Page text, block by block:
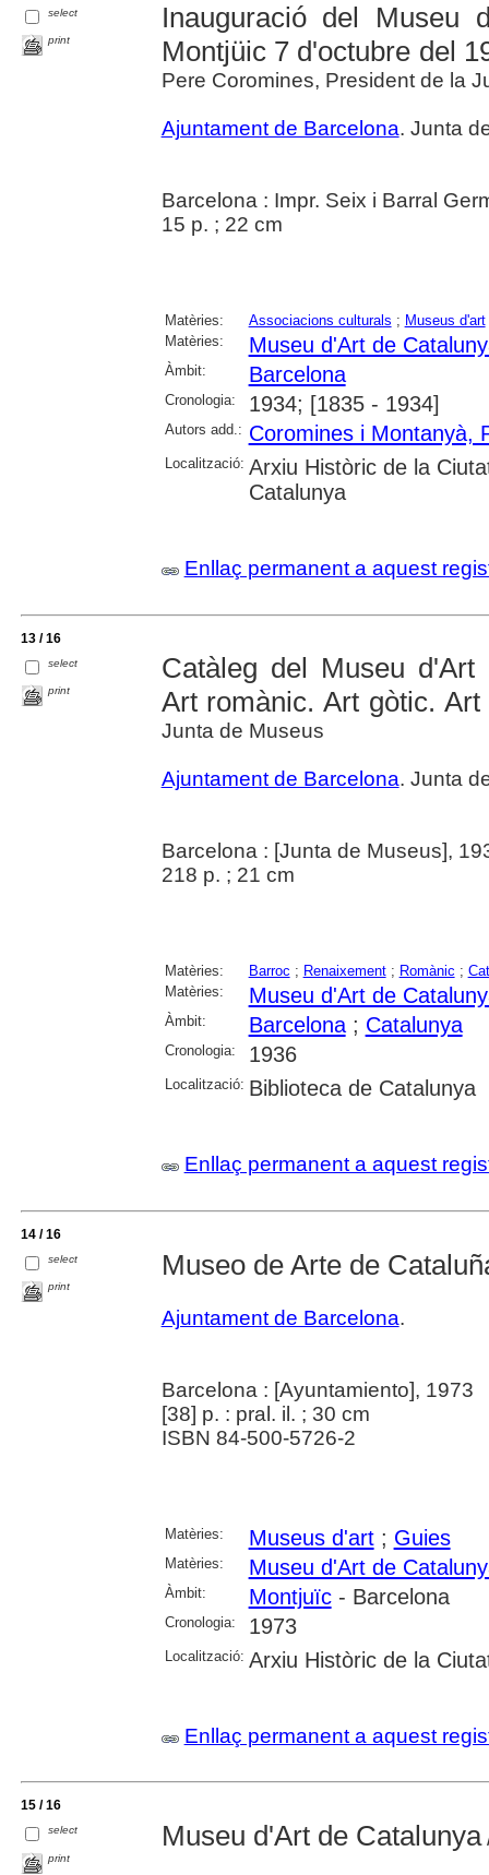
select
print
Inauguració del Museu
Montjüic 7 d'octubre del
Pere Coromines, President de la
Ajuntament de Barcelona. Junta
Barcelona : Impr. Seix i Barral
15 p. ; 22 cm
Matèries: Associacions culturals ; Museus d'art
Matèries:
Museu d'Art de
Àmbit: Barcelona
Cronologia: 1934; [1835 - 1934]
Autors add.: Coromines i Montanyà,
Localització: Arxiu Històric de la
Catalunya
Enllaç permanent a aquest
13 / 16
select
print
Catàleg del Museu
Art romànic. Art gòtic.
Junta de Museus
Ajuntament de Barcelona. Junta
Barcelona : [Junta de Museus],
218 p. ; 21 cm
Matèries: Barroc ; Renaixement; Romànic ;
Matèries:
Museu d'Art de
Àmbit: Barcelona; Catalunya
Cronologia: 1936
Localització: Biblioteca de Catalunya
Enllaç permanent a aquest
14 / 16
select
print
Museo de Arte de
Ajuntament de Barcelona.
Barcelona : [Ayuntamiento], 1973
[38] p. : pral. il. ; 30 cm
ISBN 84-500-5726-2
Matèries: Museus d'art; Guies
Matèries: Museu d'Art de
Àmbit: Montjuïc- Barcelona
Cronologia: 1973
Localització: Arxiu Històric de la
Enllaç permanent a aquest
15 / 16
select
print
Museu d'Art de Catalunya